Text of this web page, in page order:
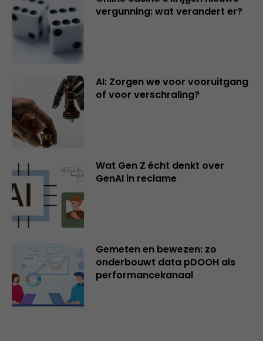
vergunning: wat verandert er?
AI: Zorgen we voor vooruitgang
of voor verschraling?
Wat Gen Z écht denkt over
GenAI in reclame
Gemeten en bewezen: zo
onderbouwt data pDOOH als
performancekanaal